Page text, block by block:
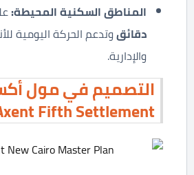
المناطق السكنية المحيطة:
دقائقوتدعم الحركة اليومية
والإدارية.
Fifth Settlement